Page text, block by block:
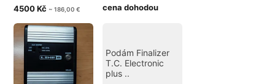
- baskyta
4500 Kč ~ 186,00 €
cena dohodou
Podám Finalizer
T.C. Electronic
plus ..